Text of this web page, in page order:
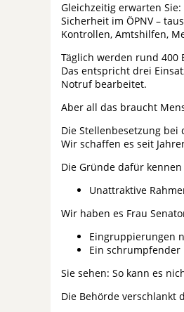
Gleichzeitig erwarten Sie:
Sicherheit im ÖPNV –
Kontrollen, Amtshilfen,
Täglich werden rund
Das entspricht drei
Notruf bearbeitet.
Aber all das braucht
Die Stellenbesetzung
Wir schaffen es seit
Die Gründe dafür kennen
Unattraktive
Wir haben es Frau
Eingruppierungen
Ein schrumpfender
Sie sehen: So kann es
Die Behörde verschlankt